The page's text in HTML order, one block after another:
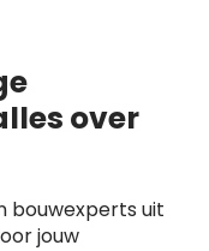
over
bouwexperts uit
jouw